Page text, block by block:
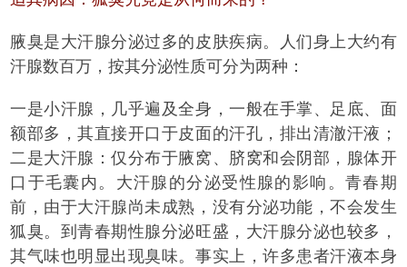
腋臭是大汗腺分泌过多的皮肤疾病。人们身上大约有
汗腺数百万，按其分泌性质可分为两种：
一是小汗腺，几乎遍及全身，一般在手掌、足底、面
额部多，其直接开口于皮面的汗孔，排出清澈汗液；
二是大汗腺：仅分布于腋窝、脐窝和会阴部，腺体开
口于毛囊内。大汗腺的分泌受性腺的影响。青春期
前，由于大汗腺尚未成熟，没有分泌功能，不会发生
狐臭。到青春期性腺分泌旺盛，大汗腺分泌也较多，
其气味也明显出现臭味。事实上，许多患者汗液本身